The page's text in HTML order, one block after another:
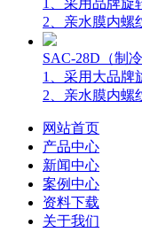
1、采用品牌旋
2、亲水膜内螺
SAC-28D（制冷
1、采用大品牌
2、亲水膜内螺
网站首页
产品中心
新闻中心
案例中心
资料下载
关于我们